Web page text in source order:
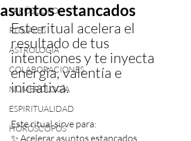
TARÓSCOPO
RITUALES
ASTROLOGÍA
COLABORACIONES
NUMEROLOGÍA
ESPIRITUALIDAD
HORÓSCOPOS
asuntos estancados
Este ritual acelera el
resultado de tus
intenciones y te inyecta
energía, valentía e
iniciativa.
Este ritual sirve para:
✨ Acelerar asuntos estancados